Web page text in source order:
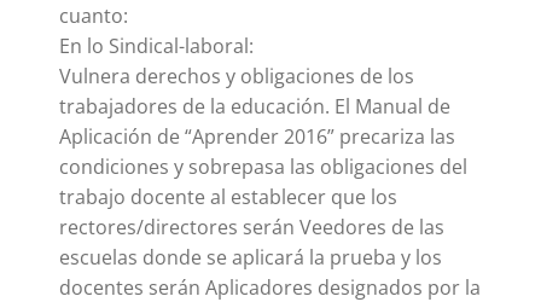
cuanto:
En lo Sindical-laboral:
Vulnera derechos y obligaciones de los
trabajadores de la educación. El Manual de
Aplicación de “Aprender 2016” precariza las
condiciones y sobrepasa las obligaciones del
trabajo docente al establecer que los
rectores/directores serán Veedores de las
escuelas donde se aplicará la prueba y los
docentes serán Aplicadores designados por la